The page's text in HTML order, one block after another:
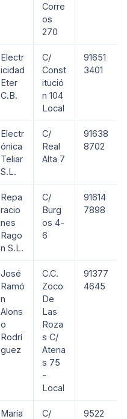
Corre
os
270
Electr
icidad
Eter
C.B.
C/
Const
itució
n 104
Local
91651
3401
Electr
ónica
Teliar
S.L.
C/
Real
Alta 7
91638
8702
Repa
racio
nes
Rago
n S.L.
C/
Burg
os 4-
6
91614
7898
José
Ramó
n
Alons
o
Rodrí
guez
C.C.
Zoco
De
Las
Roza
s C/
Atena
s 75
-
Local
91377
4645
María
C/
9522